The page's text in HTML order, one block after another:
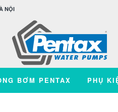
NỘI
BƠM PENTAX PHỤ